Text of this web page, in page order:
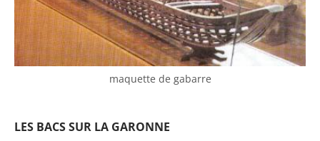
maquette de gabarre
LES BACS SUR LA GARONNE